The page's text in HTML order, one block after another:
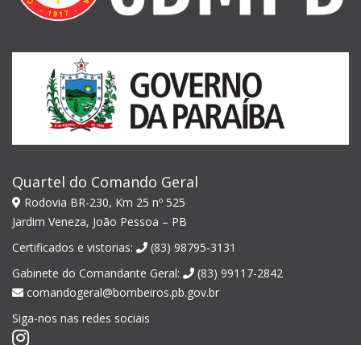
Quartel do Comando Geral
Rodovia BR-230, Km 25 nº 525
Jardim Veneza, João Pessoa – PB
Certificados e vistorias:
(83) 98795-3131
Gabinete do Comandante Geral:
(83) 99117-2842
comandogeral@bombeiros.pb.gov.br
Siga-nos nas redes sociais